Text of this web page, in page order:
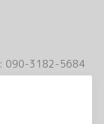
090-3182-5684